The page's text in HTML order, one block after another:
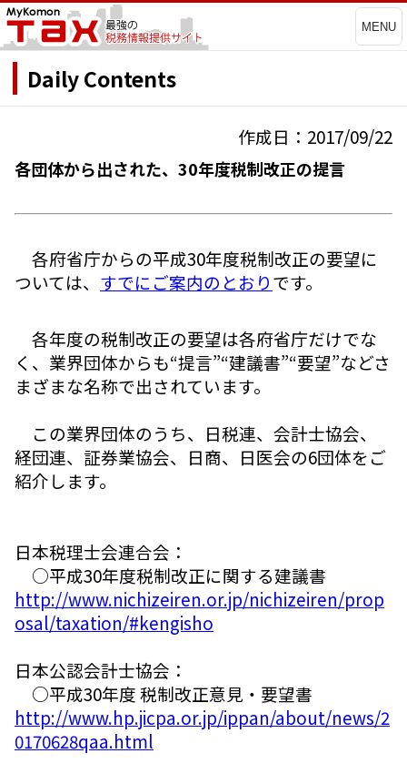
MENU
Daily Contents
作成日：2017/09/22
各団体から出された、30年度税制改正の提言
各府省庁からの平成30年度税制改正の要望に
ついては、 すでにご案内のとおりです。
各年度の税制改正の要望は各府省庁だけでな
く、業界団体からも“提言”“建議書”“要望”などさ
まざまな名称で出されています。
この業界団体のうち、日税連、会計士協会、
経団連、証券業協会、日商、日医会の6団体をご
紹介します。
日本税理士会連合会：
○平成30年度税制改正に関する建議書
http://www.nichizeiren.or.jp/nichizeiren/prop
osal/taxation/#kengisho
日本公認会計士協会：
○平成30年度 税制改正意見・要望書
http://www.hp.jicpa.or.jp/ippan/about/news/2
0170628qaa.html